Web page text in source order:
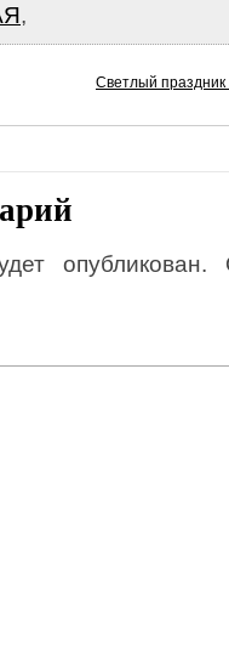
,
Светлый праздник
опубликован.